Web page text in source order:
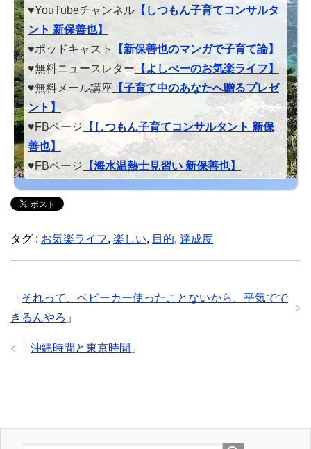
♥YouTubeチャンネル 【しつもん子育てコンサルタ
ント 新保善也】
♥ポッドキャスト
【新保善也のマンガで子育て論】
♥無料ニュースレター【よしべーのお気楽ライフ】
♥無料メール講座 【子育て中のあなたへ贈るプレゼ
ント】
♥FBページ 【しつもん子育てコンサルタント 新保
善也】
♥FBページ 【海水温熱士見習い 新保善也】
タグ : お気楽ライフ, 楽しい, 目的, 達成度
「 それって、ベビーカー使ったことないから、平気でで
きるんやろ 」
「 沖縄時間と東京時間 」